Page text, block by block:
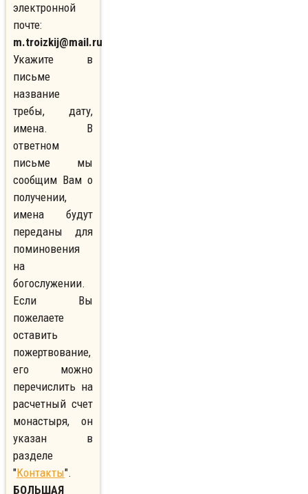
электронной
почте:
m.troizkij@mail.ru
Укажите в
письме
название
требы, дату,
имена. В
ответном
письме мы
сообщим Вам о
получении,
имена будут
переданы для
поминовения
на
богослужении.
Если Вы
пожелаете
оставить
пожертвование,
его можно
перечислить на
расчетный счет
монастыря, он
указан в
разделе
"Контакты".
БОЛЬШАЯ